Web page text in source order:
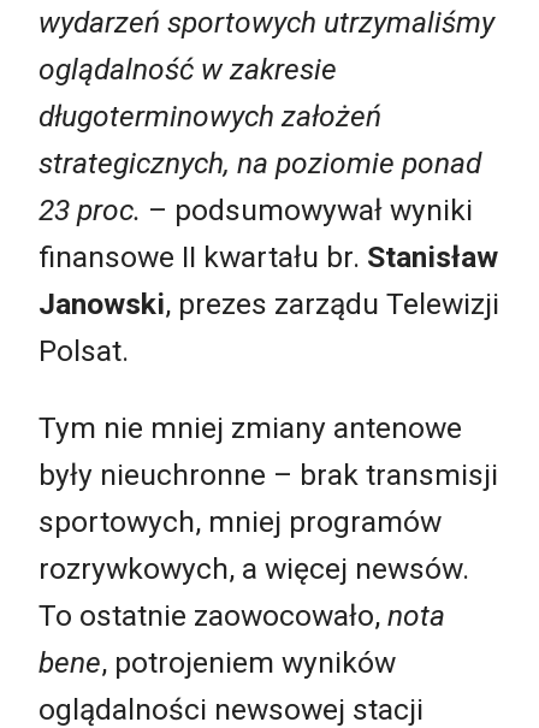
wydarzeń sportowych utrzymaliśmy
oglądalność w zakresie
długoterminowych założeń
strategicznych, na poziomie ponad
23 proc. – podsumowywał wyniki
finansowe II kwartału br. Stanisław
Janowski, prezes zarządu Telewizji
Polsat.
Tym nie mniej zmiany antenowe
były nieuchronne – brak transmisji
sportowych, mniej programów
rozrywkowych, a więcej newsów.
To ostatnie zaowocowało, nota
bene, potrojeniem wyników
oglądalności newsowej stacji